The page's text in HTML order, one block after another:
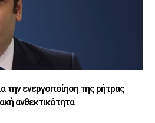
την ενεργοποίηση της ρήτρας
ανθεκτικότητα